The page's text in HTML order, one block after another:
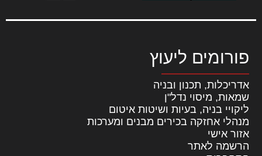
פורומים ליעוץ
אדריכלות, תכנון ובניה
שמאות, מיסוי נדל"ן
ליקויי בניה, בעיות ושיטות איטום
מנהלי אחזקה בכירים מבנים ומערכות
אזור אישי
הרשמה לאתר